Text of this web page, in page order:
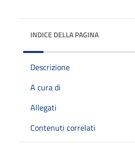
INDICE DELLA PAGINA
Descrizione
A cura di
Allegati
Contenuti correlati